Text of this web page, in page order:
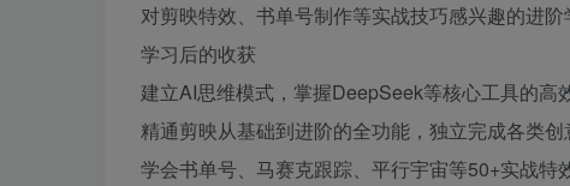
对剪映特效、书单号制作等实战技巧感兴趣的进阶
学习后的收获
建立AI思维模式，掌握DeepSeek等核心工具的高
精通剪映从基础到进阶的全功能，独立完成各类
学会书单号、马赛克跟踪、平行宇宙等50+实战特